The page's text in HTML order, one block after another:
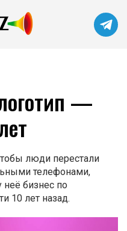
Подписаться
—
люди перестали
телефонами,
неё бизнес по
10 лет назад.